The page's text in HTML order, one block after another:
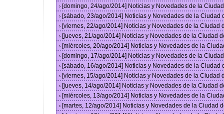
› [domingo, 24/ago/2014] Noticias y Novedades de la
› [sábado, 23/ago/2014] Noticias y Novedades de la Ciudad
› [viernes, 22/ago/2014] Noticias y Novedades de la Ciudad
› [jueves, 21/ago/2014] Noticias y Novedades de la Ciudad
› [miércoles, 20/ago/2014] Noticias y Novedades de la
› [domingo, 17/ago/2014] Noticias y Novedades de la
› [sábado, 16/ago/2014] Noticias y Novedades de la Ciudad
› [viernes, 15/ago/2014] Noticias y Novedades de la Ciudad
› [jueves, 14/ago/2014] Noticias y Novedades de la Ciudad
› [miércoles, 13/ago/2014] Noticias y Novedades de la
› [martes, 12/ago/2014] Noticias y Novedades de la Ciudad